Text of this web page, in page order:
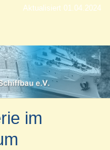
Aktualisiert 01.04.2024
im